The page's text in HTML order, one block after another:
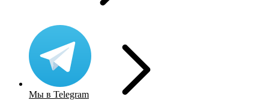
Мы в Telegram